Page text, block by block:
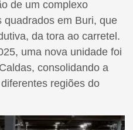
de um complexo
quadrados em Buri, que
da tora ao carretel.
uma nova unidade foi
consolidando a
regiões do